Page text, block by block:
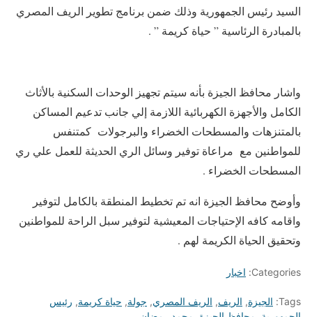
السيد رئيس الجمهورية وذلك ضمن برنامج تطوير الريف المصري
بالمبادرة الرئاسية ” حياة كريمة ” .
واشار محافظ الجيزة بأنه سيتم تجهيز الوحدات السكنية بالأثاث
الكامل والأجهزة الكهربائية اللازمة إلي جانب تدعيم المساكن
بالمتنزهات والمسطحات الخضراء والبرجولات كمتنفس
للمواطنين مع مراعاة توفير وسائل الري الحديثة للعمل علي ري
المسطحات الخضراء .
وأوضح محافظ الجيزة انه تم تخطيط المنطقة بالكامل لتوفير
واقامه كافه الإحتياجات المعيشية لتوفير سبل الراحة للمواطنين
وتحقيق الحياة الكريمة لهم .
Categories: اخبار
Tags: الجيزة, الريف, الريف المصري, جولة, حياة كريمة, رئيس